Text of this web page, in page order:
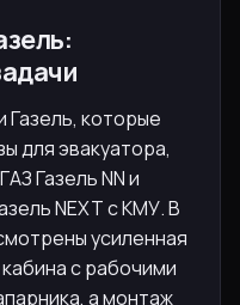
Газель, которые
для эвакуатора,
Газель NN и
NEXT с КМУ. В
усиленная
с рабочими
а монтаж